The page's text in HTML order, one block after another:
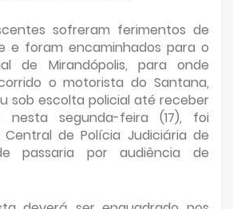
sofreram ferimentos de
e foram encaminhados para o
de Mirandópolis, para onde
o motorista do Santana,
sob escolta policial até receber
segunda-feira (17), foi
de Polícia Judiciária de
passaria por audiência de